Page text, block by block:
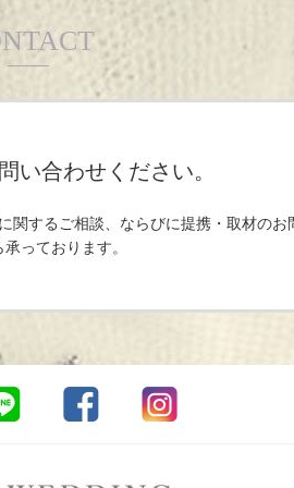
い合わせください。
関するご相談、ならびに提携・取材のお
っております。